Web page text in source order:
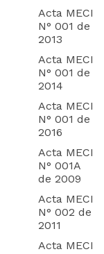
Acta MECI
N° 001 de
2013
Acta MECI
N° 001 de
2014
Acta MECI
N° 001 de
2016
Acta MECI
N° 001A
de 2009
Acta MECI
N° 002 de
2011
Acta MECI